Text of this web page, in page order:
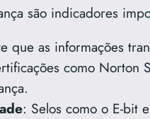
são indicadores
que as informações
como Norton
: Selos como o E-bit